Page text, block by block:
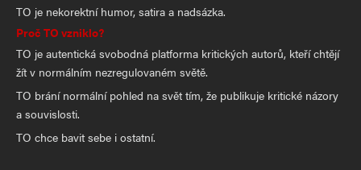
TO je nekorektní humor, satira a nadsázka.
Proč TO vzniklo?
TO je autentická svobodná platforma kritických autorů, kteří chtějí
žít v normálním nezregulovaném světě.
TO brání normální pohled na svět tím, že publikuje kritické názory
a souvislosti.
TO chce bavit sebe i ostatní.